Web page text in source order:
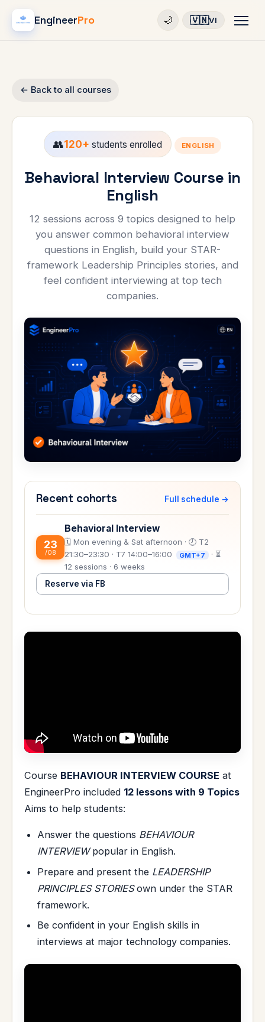
EngineerPro 🌙 🇻🇳VI
← Back to all courses
👥120+ students enrolled ENGLISH
Behavioral Interview Course in
English
12 sessions across 9 topics designed to help
you answer common behavioral interview
questions in English, build your STAR-
framework Leadership Principles stories, and
feel confident interviewing at top tech
companies.
Recent cohorts Full schedule →
23
/08
Behavioral Interview
🗓️ Mon evening & Sat afternoon · 🕗 T2
21:30–23:30 · T7 14:00–16:00
GMT+7 · ⏳
12 sessions · 6 weeks
Reserve via FB
Course BEHAVIOUR INTERVIEW COURSE at
EngineerPro included 12 lessons with 9 Topics
Aims to help students:
Answer the questions BEHAVIOUR
INTERVIEWpopular in English.
Prepare and present the LEADERSHIP
PRINCIPLES STORIESown under the STAR
framework.
Be confident in your English skills in
interviews at major technology companies.